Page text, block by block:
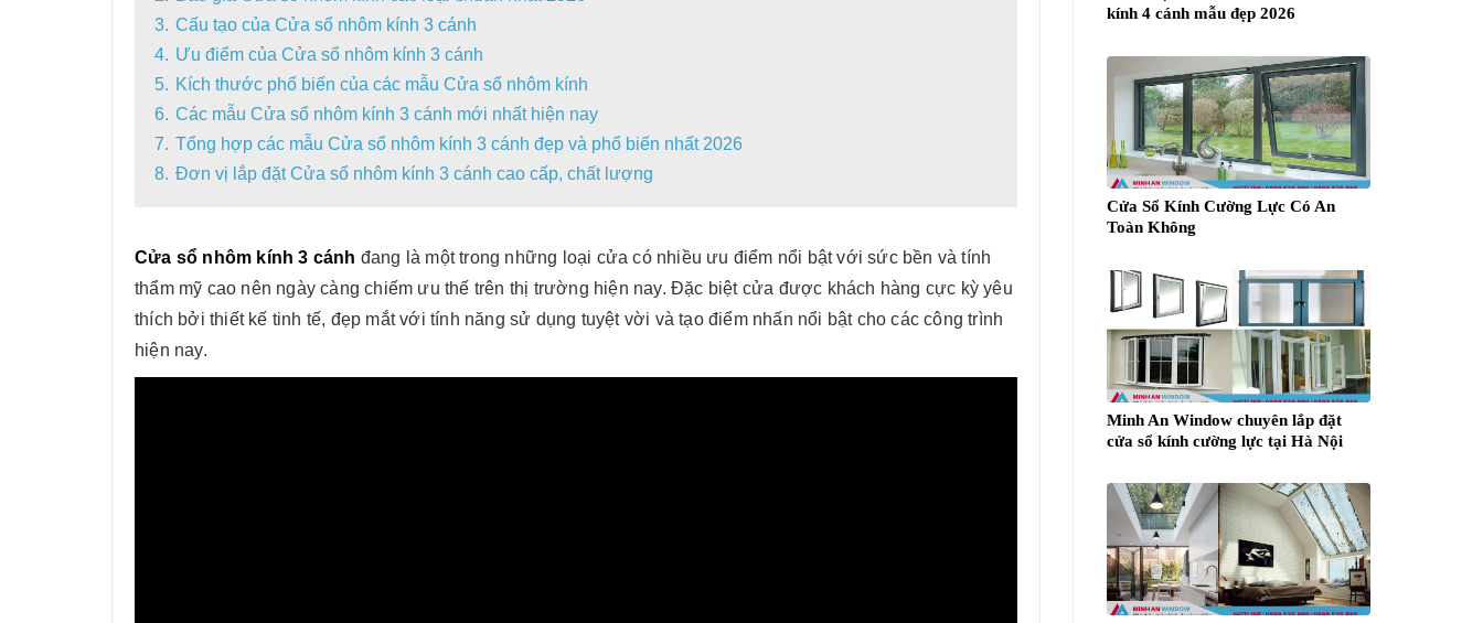
3. Cấu tạo của Cửa sổ nhôm kính 3 cánh
4. Ưu điểm của Cửa sổ nhôm kính 3 cánh
5. Kích thước phổ biến của các mẫu Cửa sổ nhôm kính
6. Các mẫu Cửa sổ nhôm kính 3 cánh mới nhất hiện nay
7. Tổng hợp các mẫu Cửa sổ nhôm kính 3 cánh đẹp và phổ biến nhất 2026
8. Đơn vị lắp đặt Cửa sổ nhôm kính 3 cánh cao cấp, chất lượng
Cửa sổ nhôm kính 3 cánh đang là một trong những loại cửa có nhiều ưu điểm nổi bật với sức bền và tính
thẩm mỹ cao nên ngày càng chiếm ưu thế trên thị trường hiện nay. Đặc biệt cửa được khách hàng cực kỳ yêu
thích bởi thiết kế tinh tế, đẹp mắt với tính năng sử dụng tuyệt vời và tạo điểm nhấn nổi bật cho các công trình
hiện nay.
kính 4 cánh mẫu đẹp 2026
Cửa Sổ Kính Cường Lực Có An
Toàn Không
Minh An Window chuyên lắp đặt
cửa sổ kính cường lực tại Hà Nội